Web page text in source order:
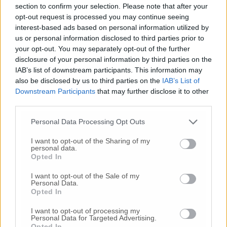
section to confirm your selection. Please note that after your
opt-out request is processed you may continue seeing
interest-based ads based on personal information utilized by
us or personal information disclosed to third parties prior to
your opt-out. You may separately opt-out of the further
disclosure of your personal information by third parties on the
IAB’s list of downstream participants. This information may
also be disclosed by us to third parties on the IAB’s List of
Downstream Participants that may further disclose it to other
Personal Data Processing Opt Outs
I want to opt-out of the Sharing of my
personal data.
Opted In
I want to opt-out of the Sale of my
Personal Data.
Opted In
I want to opt-out of processing my
Personal Data for Targeted Advertising.
Vai alla home
Commenti
Nessun commento presente
Commenta
Commenta l'articolo
Gli articoli più letti